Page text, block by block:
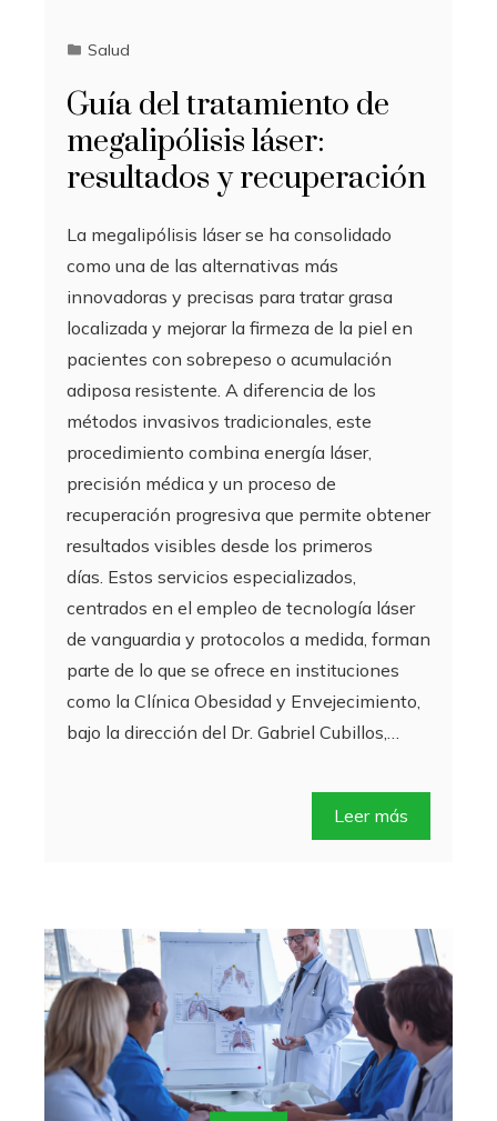
Salud
Guía del tratamiento de
megalipólisis láser:
resultados y recuperación
La megalipólisis láser se ha consolidado
como una de las alternativas más
innovadoras y precisas para tratar grasa
localizada y mejorar la firmeza de la piel en
pacientes con sobrepeso o acumulación
adiposa resistente. A diferencia de los
métodos invasivos tradicionales, este
procedimiento combina energía láser,
precisión médica y un proceso de
recuperación progresiva que permite obtener
resultados visibles desde los primeros
días. Estos servicios especializados,
centrados en el empleo de tecnología láser
de vanguardia y protocolos a medida, forman
parte de lo que se ofrece en instituciones
como la Clínica Obesidad y Envejecimiento,
bajo la dirección del Dr. Gabriel Cubillos,…
Leer más